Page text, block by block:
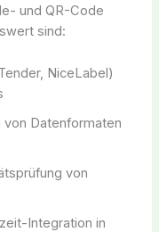
und QR-Code
sind:
NiceLabel)
Datenformaten
von
Integration in